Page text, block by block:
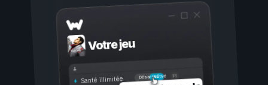
Votre jeu
Activé
Désactivé
Santé illimitée